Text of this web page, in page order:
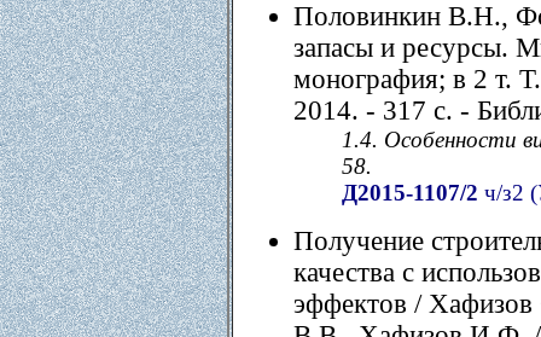
Половинкин В.Н.,
запасы и ресурсы.
монография; в 2 т.
2014. - 317 с. -
1.4. Особенности
58.
Д2015-1107/2 ч/з2
Получение
качества с
эффектов /